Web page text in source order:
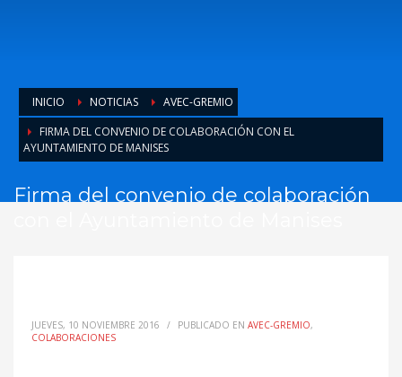
INICIO NOTICIAS
AVEC-GREMIO
FIRMA DEL CONVENIO DE COLABORACIÓN CON EL
AYUNTAMIENTO DE MANISES
Firma del convenio de colaboración
JUEVES, 10 NOVIEMBRE 2016 / PUBLICADO EN AVEC-GREMIO,
COLABORACIONES